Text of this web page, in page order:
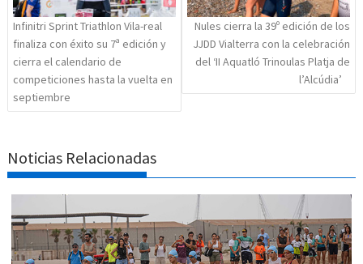
Infinitri Sprint Triathlon Vila-real
finaliza con éxito su 7ª edición y
cierra el calendario de
competiciones hasta la vuelta en
septiembre
Nules cierra la 39º edición de los
JJDD Vialterra con la celebración
del ‘II Aquatló Trinoulas Platja de
l’Alcúdia’
Noticias Relacionadas